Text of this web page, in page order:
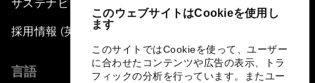
このウェブサイトはCookieを使用し
ます
このサイトではCookieを使って、ユーザー
に合わせたコンテンツや広告の表示、トラ
フィックの分析を行っています。またユー
サステナビリティへの取り組み
採用情報 (英語のみ)
言語